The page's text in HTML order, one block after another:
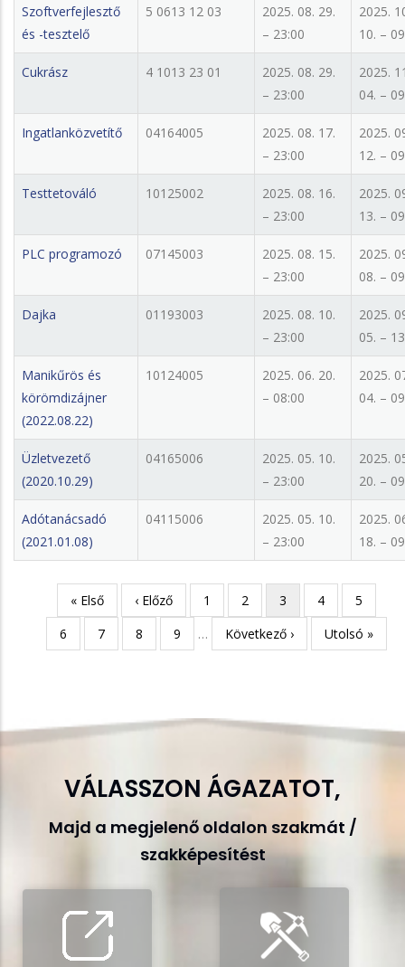
Szoftverfejlesztő
és -tesztelő
5 0613 12 03
2025. 08. 29.
– 23:00
2025.
10. –
Cukrász 4 1013 23 01
2025. 08. 29.
– 23:00
2025.
04. –
Ingatlanközvetítő 04164005
2025. 08. 17.
– 23:00
2025.
12. –
Testtetováló 10125002
2025. 08. 16.
– 23:00
2025.
13. –
PLC programozó 07145003
2025. 08. 15.
– 23:00
2025.
08. –
Dajka 01193003
2025. 08. 10.
– 23:00
2025.
05. –
Manikűrös és
körömdizájner
(2022.08.22)
10124005
2025. 06. 20.
– 08:00
2025.
04. –
Üzletvezető
(2020.10.29)
04165006
2025. 05. 10.
– 23:00
2025.
20. –
Adótanácsadó
(2021.01.08)
04115006
2025. 05. 10.
– 23:00
2025.
18. –
Oldalszámozás
Első
oldal
« Első
Előző
oldal
‹ Előző Page
1 Page
2
Jelenlegi
oldal
3 Page
4 Page
5
Page
6 Page
7 Page
8 Page
9 …
Következő
oldal
Következő ›
Utolsó
oldal
Utolsó »
VÁLASSZON ÁGAZATOT,
Majd a megjelenő oldalon szakmát /
szakképesítést